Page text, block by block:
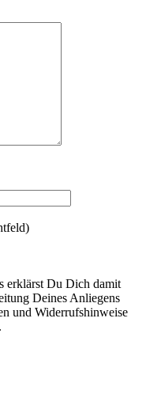
erklärst Du Dich damit
Deines Anliegens
und Widerrufshinweise